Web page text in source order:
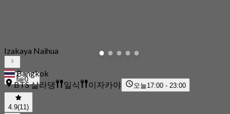
0
Izakaya Naihua
Bangkok
BTS 살라댕
일식 이자카야 오늘17:00 - 23:00
4.9(11)